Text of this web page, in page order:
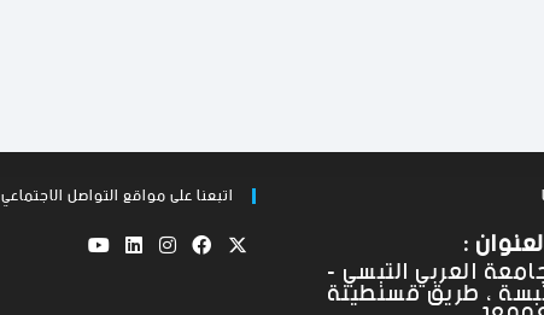
:
العربي التبسي -
، طريق قسنطينة
اتبعنا على مواقع التواصل الاجتماعي